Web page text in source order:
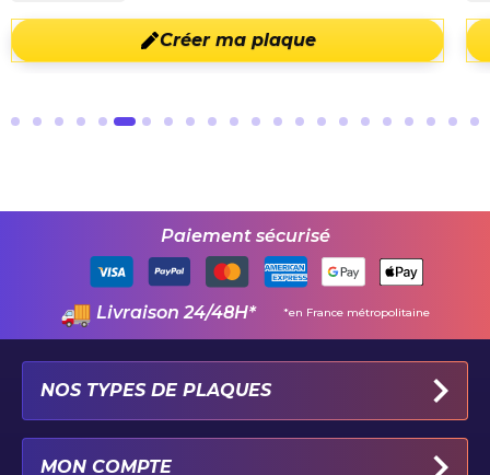
Créer ma plaque
Paiement sécurisé
Livraison 24/48H* *en France métropolitaine
NOS TYPES DE PLAQUES
MON COMPTE